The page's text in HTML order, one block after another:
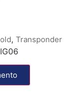
, Transponder